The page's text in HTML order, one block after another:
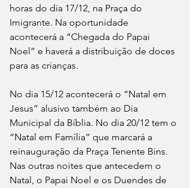
horas do dia 17/12, na Praça do
Imigrante. Na oportunidade
acontecerá a “Chegada do Papai
Noel” e haverá a distribuição de doces
para as crianças.
No dia 15/12 acontecerá o “Natal em
Jesus” alusivo também ao Dia
Municipal da Bíblia. No dia 20/12 tem o
“Natal em Família” que marcará a
reinauguração da Praça Tenente Bins.
Nas outras noites que antecedem o
Natal, o Papai Noel e os Duendes de